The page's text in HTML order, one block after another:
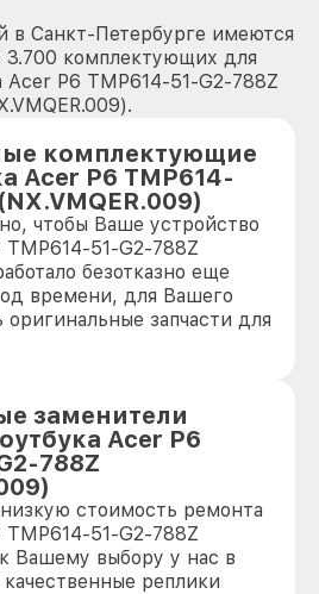
в Санкт-Петербурге имеются
3.700 комплектующих для
Acer P6 TMP614-51-G2-788Z
комплектующие
Acer P6 TMP614-
чтобы Ваше устройство
51-G2-788Z
безотказно еще
времени, для Вашего
оригинальные запчасти для
заменители
Acer P6
788Z
стоимость ремонта
51-G2-788Z
Вашему выбору у нас в
реплики